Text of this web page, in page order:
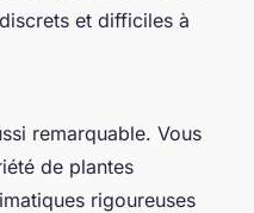
et difficiles à
remarquable. Vous
de plantes
rigoureuses